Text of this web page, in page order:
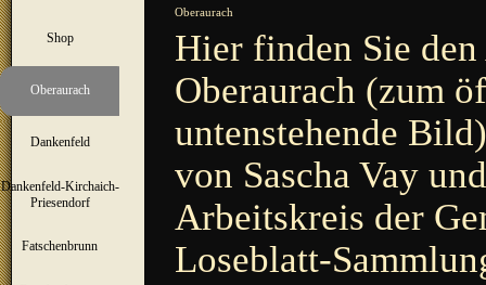
Shop ▼
Oberaurach ▼
Dankenfeld ▼
Dankenfeld-Kirchaich-
Priesendorf
Fatschenbrunn ▼
Oberaurach
Hier finden Sie
Oberaurach (zum
untenstehende
von Sascha Vay
Arbeitskreis der
Loseblatt-